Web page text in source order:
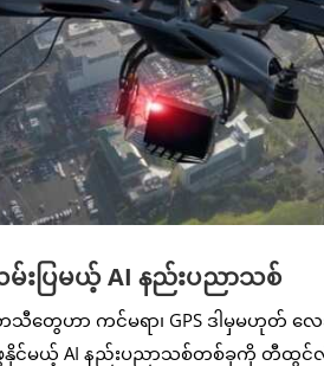
ပြမယ့် AI နည်းပညာသစ်
တွေဟာ ကင်မရာ၊ GPS ဒါမှမဟုတ်
ဖွေနိုင်မယ့် AI နည်းပညာသစ်တစ်ခုကို